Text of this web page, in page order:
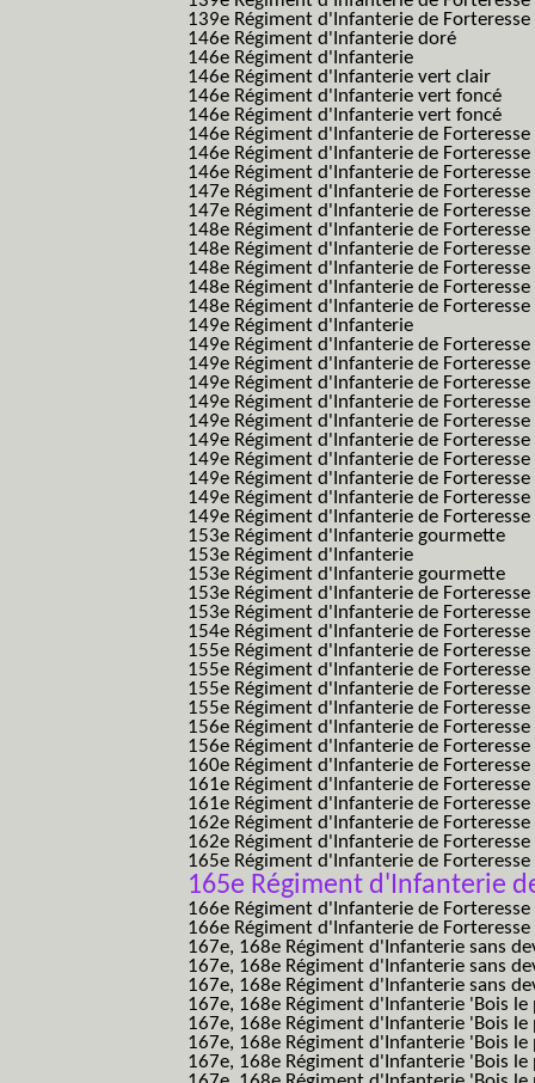
139e Régiment d'Infanterie de
146e Régiment d'Infanterie doré
146e Régiment d'Infanterie
146e Régiment d'Infanterie vert clair
146e Régiment d'Infanterie vert foncé
146e Régiment d'Infanterie vert foncé
146e Régiment d'Infanterie de
146e Régiment d'Infanterie de
146e Régiment d'Infanterie de
147e Régiment d'Infanterie de Forteresse
147e Régiment d'Infanterie de Forteresse
148e Régiment d'Infanterie de Forteresse
148e Régiment d'Infanterie de Forteresse
148e Régiment d'Infanterie de Forteresse
148e Régiment d'Infanterie de Forteresse
148e Régiment d'Infanterie de Forteresse
149e Régiment d'Infanterie
149e Régiment d'Infanterie de
149e Régiment d'Infanterie de
149e Régiment d'Infanterie de
149e Régiment d'Infanterie de
149e Régiment d'Infanterie de
149e Régiment d'Infanterie de
149e Régiment d'Infanterie de
149e Régiment d'Infanterie de
149e Régiment d'Infanterie de
149e Régiment d'Infanterie de
153e Régiment d'Infanterie gourmette
153e Régiment d'Infanterie
153e Régiment d'Infanterie gourmette
153e Régiment d'Infanterie de
153e Régiment d'Infanterie de
154e Régiment d'Infanterie de Forteresse
155e Régiment d'Infanterie de
155e Régiment d'Infanterie de
155e Régiment d'Infanterie de
155e Régiment d'Infanterie de
156e Régiment d'Infanterie de Forteresse
156e Régiment d'Infanterie de
160e Régiment d'Infanterie de
161e Régiment d'Infanterie de Forteresse
161e Régiment d'Infanterie de
162e Régiment d'Infanterie de Forteresse
162e Régiment d'Infanterie de
165e Régiment d'Infanterie de Forteresse
165e Régiment d'Infanterie
166e Régiment d'Infanterie de Forteresse
166e Régiment d'Infanterie de Forteresse
167e, 168e Régiment d'Infanterie sans
167e, 168e Régiment d'Infanterie sans
167e, 168e Régiment d'Infanterie sans
167e, 168e Régiment d'Infanterie 'Bois
167e, 168e Régiment d'Infanterie 'Bois
167e, 168e Régiment d'Infanterie 'Bois
167e, 168e Régiment d'Infanterie 'Bois